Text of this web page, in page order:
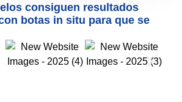
consiguen resultados
botas in situ para que se